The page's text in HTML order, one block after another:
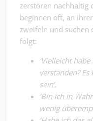
zerstören nachhaltig
beginnen oft, an
zweifeln und suchen
folgt:
‘Vielleicht
verstanden?
sein’.
‘Bin ich in
wenig